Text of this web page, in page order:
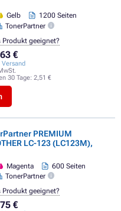
Gelb
1200 Seiten
TonerPartner
€
Versand
30 Tage: 2,51 €
Produkt geeignet?
PREMIUM
LC-123 (LC123M),
Magenta
600 Seiten
TonerPartner
€
Produkt geeignet?